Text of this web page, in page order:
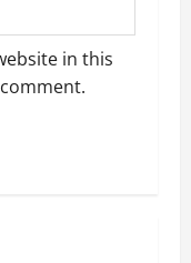
in this